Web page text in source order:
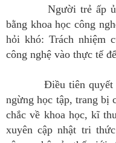
Người trẻ ấp ủ
bằng khoa học công
hỏi khó: Trách nhiệm
công nghệ vào thực tế
Điều tiên quyết
ngừng học tập, trang bị
chắc về khoa học, kĩ
xuyên cập nhật tri